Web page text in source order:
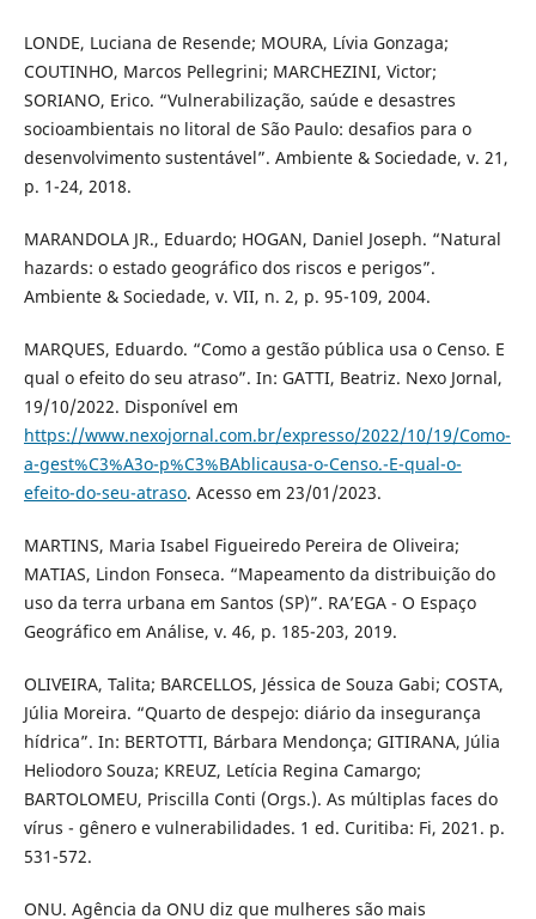
LONDE, Luciana de Resende; MOURA, Lívia Gonzaga;
COUTINHO, Marcos Pellegrini; MARCHEZINI, Victor;
SORIANO, Erico. “Vulnerabilização, saúde e desastres
socioambientais no litoral de São Paulo: desafios para o
desenvolvimento sustentável”. Ambiente & Sociedade, v. 21,
p. 1-24, 2018.
MARANDOLA JR., Eduardo; HOGAN, Daniel Joseph. “Natural
hazards: o estado geográfico dos riscos e perigos”.
Ambiente & Sociedade, v. VII, n. 2, p. 95-109, 2004.
MARQUES, Eduardo. “Como a gestão pública usa o Censo. E
qual o efeito do seu atraso”. In: GATTI, Beatriz. Nexo Jornal,
19/10/2022. Disponível em
https://www.nexojornal.com.br/expresso/2022/10/19/Como-
a-gest%C3%A3o-p%C3%BAblicausa-o-Censo.-E-qual-o-
efeito-do-seu-atraso. Acesso em 23/01/2023.
MARTINS, Maria Isabel Figueiredo Pereira de Oliveira;
MATIAS, Lindon Fonseca. “Mapeamento da distribuição do
uso da terra urbana em Santos (SP)”. RA’EGA - O Espaço
Geográfico em Análise, v. 46, p. 185-203, 2019.
OLIVEIRA, Talita; BARCELLOS, Jéssica de Souza Gabi; COSTA,
Júlia Moreira. “Quarto de despejo: diário da insegurança
hídrica”. In: BERTOTTI, Bárbara Mendonça; GITIRANA, Júlia
Heliodoro Souza; KREUZ, Letícia Regina Camargo;
BARTOLOMEU, Priscilla Conti (Orgs.). As múltiplas faces do
vírus - gênero e vulnerabilidades. 1 ed. Curitiba: Fi, 2021. p.
531-572.
ONU. Agência da ONU diz que mulheres são mais